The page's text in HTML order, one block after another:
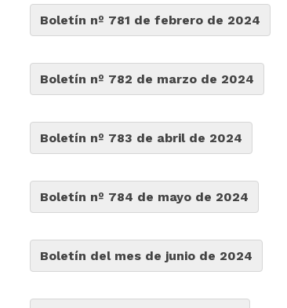
Boletín nº 781 de febrero de 2024
Boletín nº 782 de marzo de 2024
Boletín nº 783 de abril de 2024
Boletín nº 784 de mayo de 2024
Boletín del mes de junio de 2024